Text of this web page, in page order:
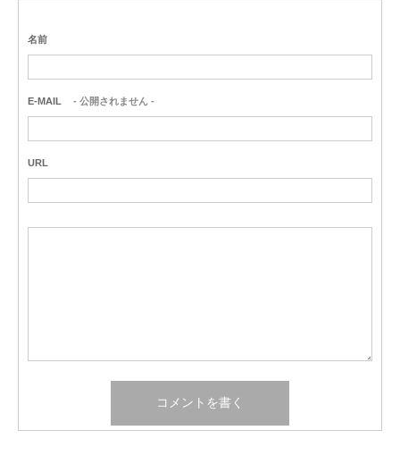
名前
E-MAIL - 公開されません -
URL